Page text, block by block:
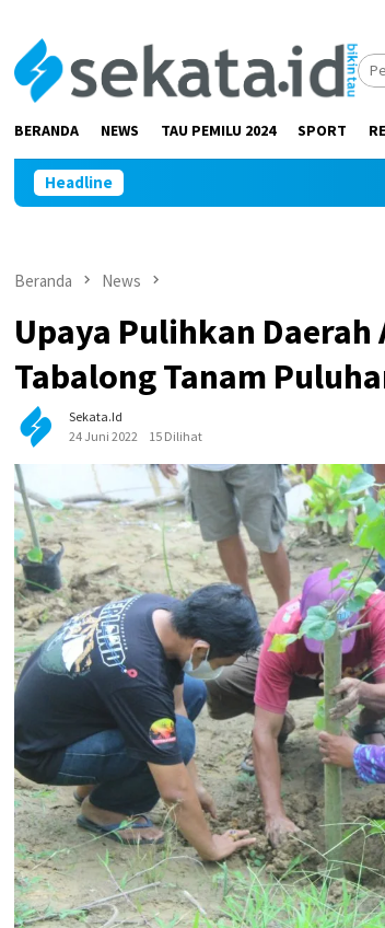
BERANDA NEWS TAU PEMILU 2024 SPORT
Headline
Beranda News
Upaya Pulihkan Daerah
Tabalong Tanam
Sekata.id
24 Juni 2022
15 Dilihat